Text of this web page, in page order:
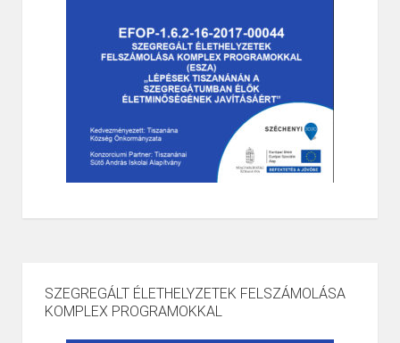
SZEGREGÁLT ÉLETHELYZETEK FELSZÁMOLÁSA
KOMPLEX PROGRAMOKKAL